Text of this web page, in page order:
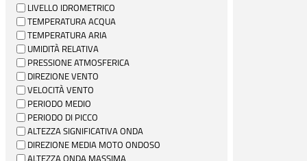
LIVELLO IDROMETRICO
TEMPERATURA ACQUA
TEMPERATURA ARIA
UMIDITÀ RELATIVA
PRESSIONE ATMOSFERICA
DIREZIONE VENTO
VELOCITÀ VENTO
PERIODO MEDIO
PERIODO DI PICCO
ALTEZZA SIGNIFICATIVA ONDA
DIREZIONE MEDIA MOTO ONDOSO
ALTEZZA ONDA MASSIMA